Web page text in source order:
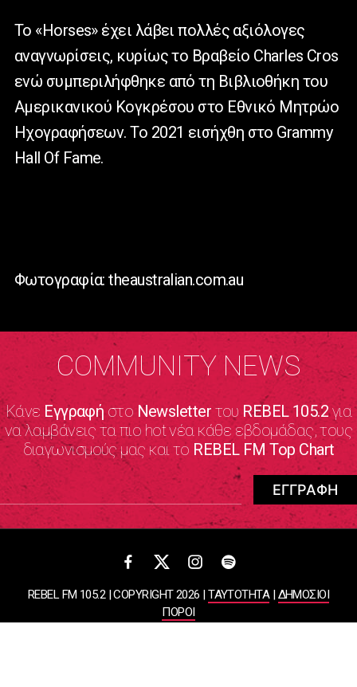
Το «Horses» έχει λάβει πολλές αξιόλογες
αναγνωρίσεις, κυρίως το Βραβείο Charles Cros
ενώ συμπεριλήφθηκε από τη Βιβλιοθήκη του
Αμερικανικού Κογκρέσου στο Εθνικό Μητρώο
Ηχογραφήσεων. Το 2021 εισήχθη στο Grammy
Hall Of Fame.
Φωτογραφία: theaustralian.com.au
COMMUNITY NEWS
Κάνε Εγγραφήστο NewsletterτουREBEL 105.2για
να λαμβάνεις τα πιο hot νέα κάθε εβδομάδας, τους
διαγωνισμούς μας και το REBEL FM Top Chart
REBEL FM 105.2 | COPYRIGHT 2026 |ΤΑΥΤΟΤΗΤΑ|ΔΗΜΟΣΙΟΙ
ΠΟΡΟΙ